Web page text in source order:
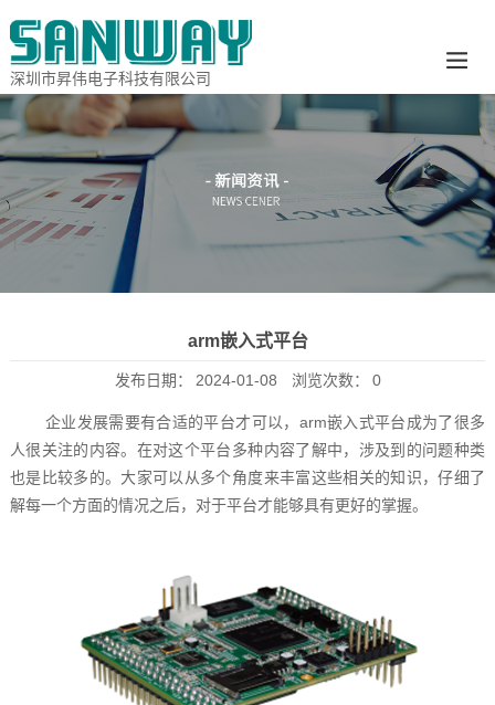
深圳市昇伟电子科技有限公司
arm嵌入式平台
发布日期： 2024-01-08 浏览次数： 0
企业发展需要有合适的平台才可以，arm嵌入式平台成为了很多
人很关注的内容。在对这个平台多种内容了解中，涉及到的问题种类
也是比较多的。大家可以从多个角度来丰富这些相关的知识，仔细了
解每一个方面的情况之后，对于平台才能够具有更好的掌握。